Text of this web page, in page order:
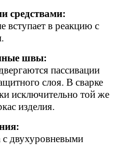
вступает в реакцию с
швы:
пассивации
слоя. В сварке
исключительно той же
изделия.
двухуровневыми